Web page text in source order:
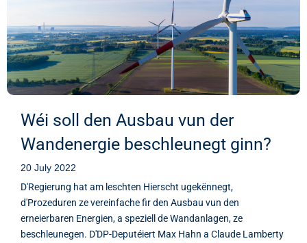
Wéi soll den Ausbau vun der
Wandenergie beschleunegt ginn?
20 July 2022
D'Regierung hat am leschten Hierscht ugekënnegt,
d'Prozeduren ze vereinfache fir den Ausbau vun den
erneierbaren Energien, a speziell de Wandanlagen, ze
beschleunegen. D'DP-Deputéiert Max Hahn a Claude Lamberty